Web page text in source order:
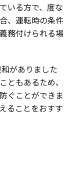
いる方で、度な
、運転時の条件
務付けられる場
がありました
ともあるため、
ぐことができま
ることをおすす